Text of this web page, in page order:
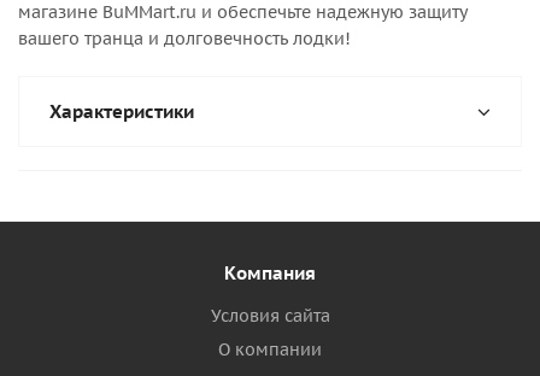
магазине BuMMart.ru и обеспечьте надежную защиту
вашего транца и долговечность лодки!
Характеристики
Компания
Условия сайта
О компании